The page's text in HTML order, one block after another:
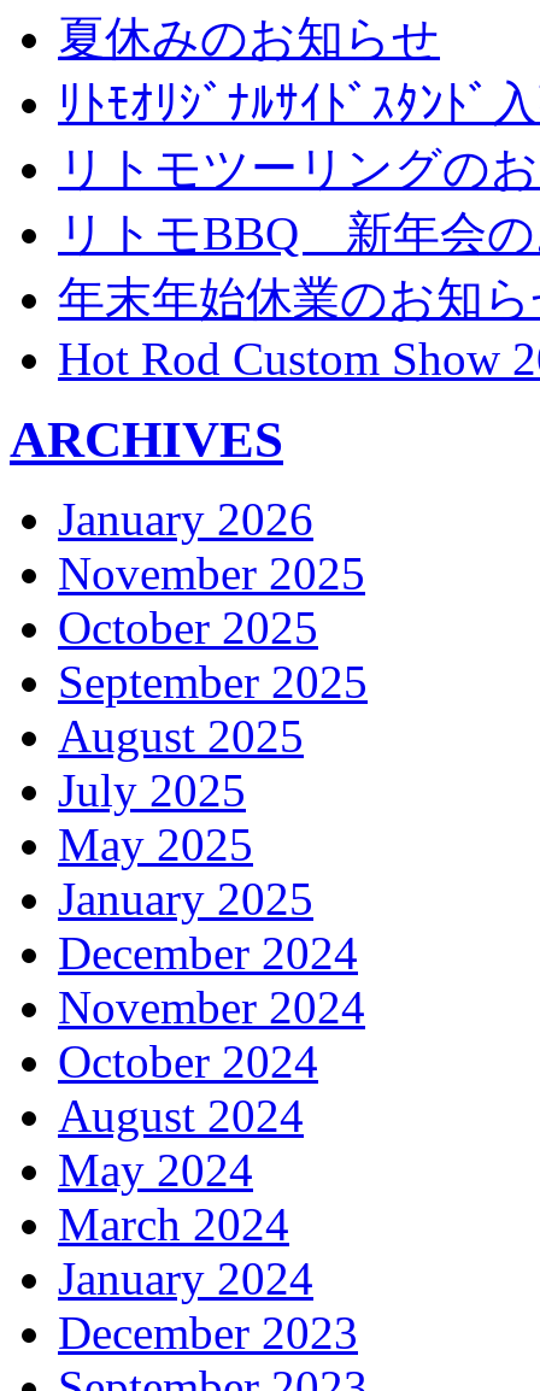
夏休みのお知らせ
ﾘﾄﾓｵﾘｼﾞﾅﾙｻｲﾄﾞｽﾀﾝﾄﾞ
リトモツーリングの
リトモBBQ 新年会
年末年始休業のお知
Hot Rod Custom Show
ARCHIVES
January 2026
November 2025
October 2025
September 2025
August 2025
July 2025
May 2025
January 2025
December 2024
November 2024
October 2024
August 2024
May 2024
March 2024
January 2024
December 2023